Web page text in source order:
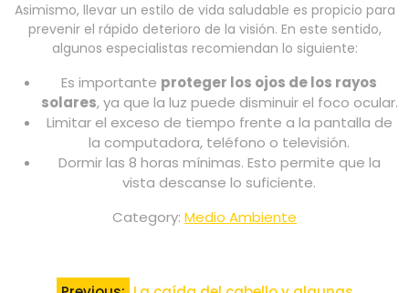
Asimismo, llevar un estilo de vida saludable es propicio para
prevenir el rápido deterioro de la visión. En este sentido,
algunos especialistas recomiendan lo siguiente:
Es importante proteger los ojos de los rayos
solares, ya que la luz puede disminuir el foco ocular.
Limitar el exceso de tiempo frente a la pantalla de
la computadora, teléfono o televisión.
Dormir las 8 horas mínimas. Esto permite que la
vista descanse lo suficiente.
Category: Medio Ambiente
Navegación